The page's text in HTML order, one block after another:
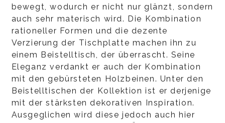
bewegt, wodurch er nicht nur glänzt, sondern
auch sehr materisch wird. Die Kombination
rationeller Formen und die dezente
Verzierung der Tischplatte machen ihn zu
einem Beistelltisch, der überrascht. Seine
Eleganz verdankt er auch der Kombination
mit den gebürsteten Holzbeinen. Unter den
Beistelltischen der Kollektion ist er derjenige
mit der stärksten dekorativen Inspiration.
Ausgeglichen wird diese jedoch auch hier